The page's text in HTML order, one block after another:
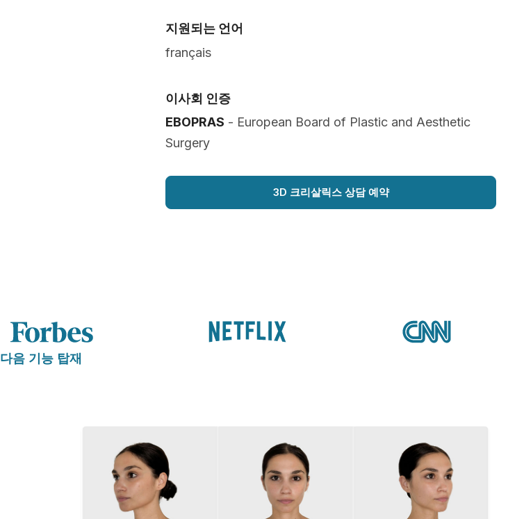
지원되는 언어
français
이사회 인증
EBOPRAS - European Board of Plastic and Aesthetic
Surgery
3D 크리살릭스 상담 예약
다음 기능 탑재